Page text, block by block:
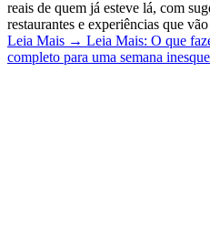
reais de quem já esteve lá, com
restaurantes e experiências que
Leia Mais → Leia Mais: O que
completo para uma semana